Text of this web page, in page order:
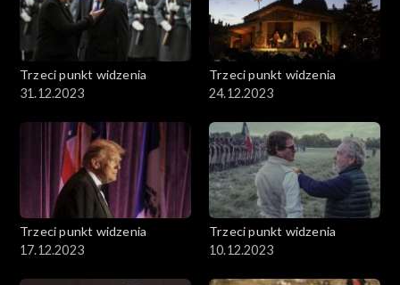
Trzeci punkt widzenia
31.12.2023
Trzeci punkt widzenia
24.12.2023
Trzeci punkt widzenia
17.12.2023
Trzeci punkt widzenia
10.12.2023